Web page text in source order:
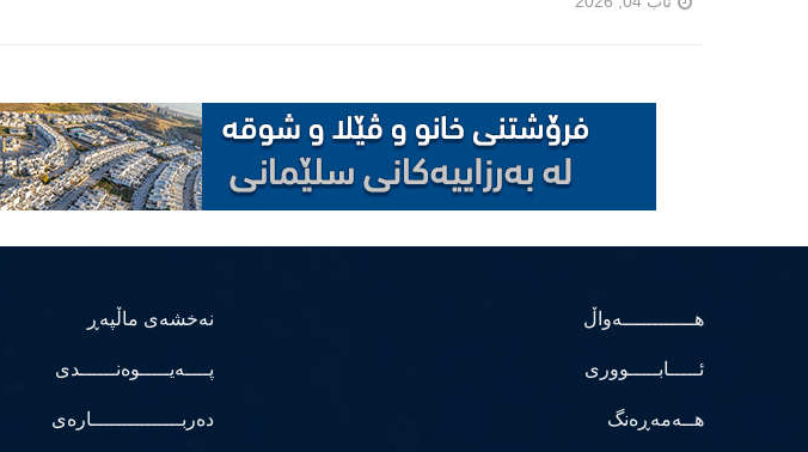
هــــــــــــەواڵ
ئـــــابـــــووری
هــەمەڕەنگ
نەخشەی ماڵپەڕ
پــــەیـــــوەنــــــدی
دەربـــــــــــــــارەی